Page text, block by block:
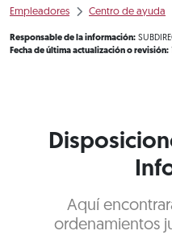
Empleadores Centro de ayuda
Responsable de la información:
Fecha de última actualización o revisión:
Aquí
ordenamientos